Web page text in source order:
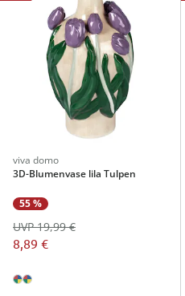
viva domo
3D-Blumenvase lila Tulpen
55 %
8,89 €
UVP 19,99 €